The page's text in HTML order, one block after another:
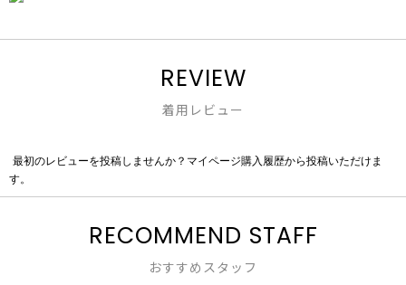
REVIEW
着用レビュー
評
価
最初のレビューを投稿しませんか？マイページ購入履歴から投稿いただけま
す。
RECOMMEND STAFF
おすすめスタッフ